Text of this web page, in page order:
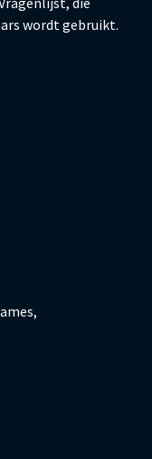
wordt gebruikt.